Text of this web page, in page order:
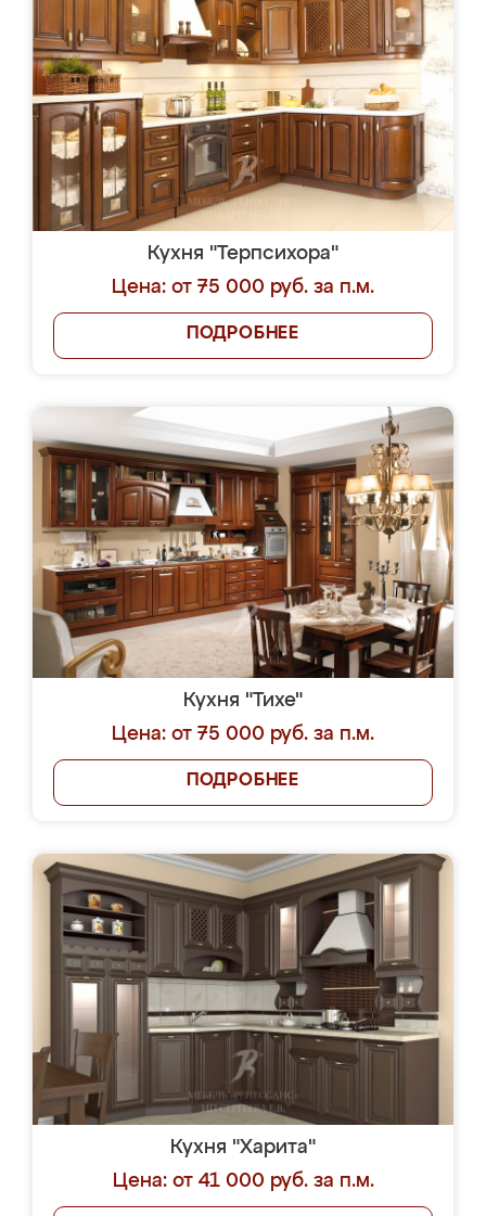
Кухня "Терпсихора"
Цена: от 75 000 руб. за п.м.
ПОДРОБНЕЕ
Кухня "Тихе"
Цена: от 75 000 руб. за п.м.
ПОДРОБНЕЕ
Кухня "Харита"
Цена: от 41 000 руб. за п.м.